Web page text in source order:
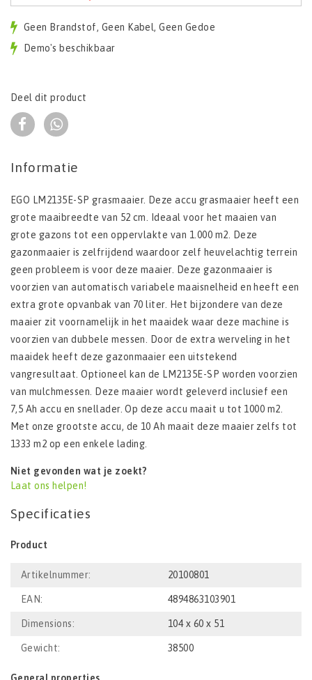
Geen Brandstof, Geen Kabel, Geen Gedoe
Demo's beschikbaar
Deel dit product
Informatie
EGO LM2135E-SP grasmaaier. Deze accu grasmaaier heeft een
grote maaibreedte van 52 cm. Ideaal voor het maaien van
grote gazons tot een oppervlakte van 1.000 m2. Deze
gazonmaaier is zelfrijdend waardoor zelf heuvelachtig terrein
geen probleem is voor deze maaier. Deze gazonmaaier is
voorzien van automatisch variabele maaisnelheid en heeft een
extra grote opvanbak van 70 liter. Het bijzondere van deze
maaier zit voornamelijk in het maaidek waar deze machine is
voorzien van dubbele messen. Door de extra werveling in het
maaidek heeft deze gazonmaaier een uitstekend
vangresultaat. Optioneel kan de LM2135E-SP worden voorzien
van mulchmessen. Deze maaier wordt geleverd inclusief een
7,5 Ah accu en snellader. Op deze accu maait u tot 1000 m2.
Met onze grootste accu, de 10 Ah maait deze maaier zelfs tot
1333 m2 op een enkele lading.
Niet gevonden wat je zoekt?
Laat ons helpen!
Specificaties
Product
Artikelnummer: 20100801
EAN: 4894863103901
Dimensions: 104 x 60 x 51
Gewicht: 38500